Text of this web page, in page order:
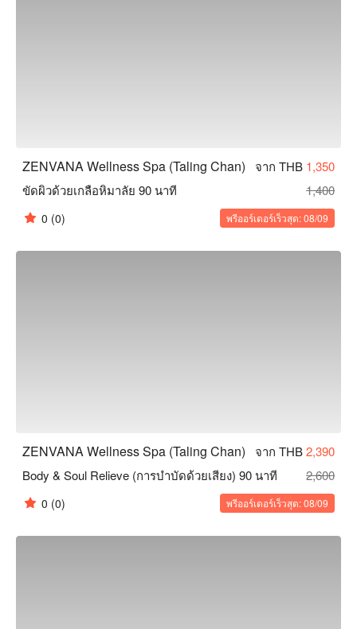
ZENVANA Wellness Spa (Taling Chan) จาก THB 1,350
ขัดผิวด้วยเกลือหิมาลัย 90 นาที
1,400
0 (0) พรีออร์เดอร์เร็วสุด: 08/09
ZENVANA Wellness Spa (Taling Chan) จาก THB2,390
Body & Soul Relieve (การบำบัดด้วยเสียง) 90 นาที
2,600
0 (0) พรีออร์เดอร์เร็วสุด: 08/09